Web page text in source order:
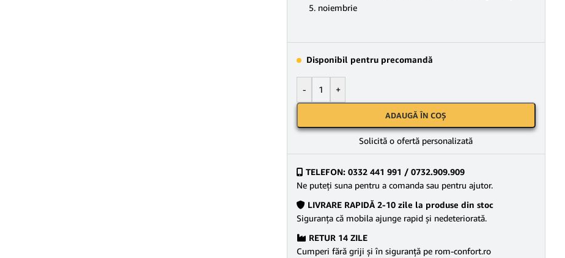
5. noiembrie
Disponibil pentru precomandă
- +
ADAUGĂ ÎN COȘ
Solicită o ofertă personalizată
TELEFON: 0332 441 991 / 0732.909.909
Ne puteţi suna pentru a comanda sau pentru ajutor.
LIVRARE RAPIDĂ 2-10 zile la produse din stoc
Siguranţa că mobila ajunge rapid şi nedeteriorată.
RETUR 14 ZILE
Cumperi fără griji şi în siguranţă pe rom-confort.ro